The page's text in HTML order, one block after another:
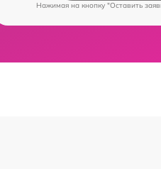
Нажимая на кнопку "Оставить